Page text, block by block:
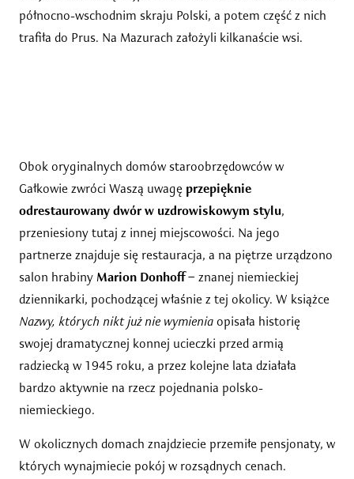
północno-wschodnim skraju Polski, a potem część z nich
trafiła do Prus. Na Mazurach założyli kilkanaście wsi.
Obok oryginalnych domów staroobrzędowców w
Gałkowie zwróci Waszą uwagę przepięknie
odrestaurowany dwór w uzdrowiskowym stylu,
przeniesiony tutaj z innej miejscowości. Na jego
partnerze znajduje się restauracja, a na piętrze urządzono
salon hrabiny Marion Donhoff– znanej niemieckiej
dziennikarki, pochodzącej właśnie z tej okolicy. W książce
Nazwy, których nikt już nie wymieniaopisała historię
swojej dramatycznej konnej ucieczki przed armią
radziecką w 1945 roku, a przez kolejne lata działała
bardzo aktywnie na rzecz pojednania polsko-
niemieckiego.
W okolicznych domach znajdziecie przemiłe pensjonaty, w
których wynajmiecie pokój w rozsądnych cenach.